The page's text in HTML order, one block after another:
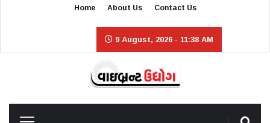
Home About Us Contact Us
9 August, 2026 - 11:38 AM